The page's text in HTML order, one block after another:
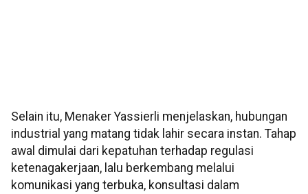
Selain itu, Menaker Yassierli menjelaskan, hubungan
industrial yang matang tidak lahir secara instan. Tahap
awal dimulai dari kepatuhan terhadap regulasi
ketenagakerjaan, lalu berkembang melalui
komunikasi yang terbuka, konsultasi dalam